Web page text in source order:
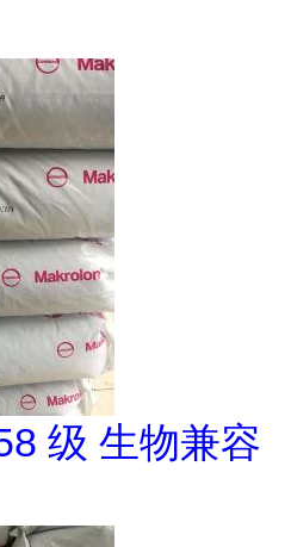
级 生物兼容